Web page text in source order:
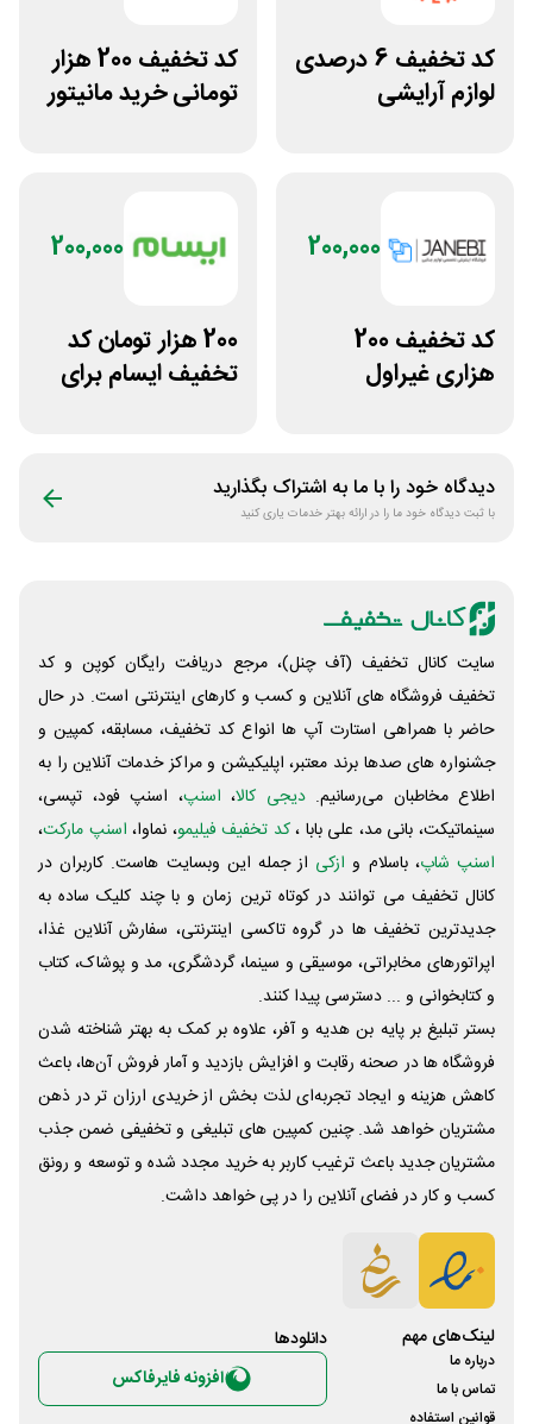
کد تخفیف 6 درصدی
لوازم آرایشی
کد تخفیف 200 هزار
تومانی خرید مانیتور
200,000
کد تخفیف 200
هزاری غیراول
200,000
200 هزار تومان کد
تخفیف ایسام برای
دیدگاه خود را با ما به اشتراک بگذارید
با ثبت دیدگاه خود ما را در ارائه بهتر خدمات یاری کنید
سایت کانال تخفیف (آف چنل)، مرجع دریافت رایگان کوپن و کد
تخفیف فروشگاه های آنلاین و کسب و‌ کارهای اینترنتی است. در حال
حاضر با همراهی استارت آپ ها انواع کد تخفیف، مسابقه، کمپین و
جشنواره های صدها برند معتبر، اپلیکیشن و مراکز خدمات آنلاین را به
اطلاع مخاطبان می‌رسانیم. دیجی کالا، اسنپ، اسنپ فود، تپسی،
سینماتیکت، بانی مد، علی‌ بابا ،کد تخفیف فیلیمو، نماوا، اسنپ مارکت،
اسنپ شاپ، باسلام و ازکی از جمله این وبسایت ‌هاست. کاربران در
کانال تخفیف می توانند در کوتاه ترین زمان و با چند کلیک ساده به
جدیدترین تخفیف ها در گروه تاکسی اینترنتی، سفارش آنلاین غذا،
اپراتورهای مخابراتی، موسیقی و سینما، گردشگری، مد و پوشاک، کتاب
و کتابخوانی و ... دسترسی پیدا کنند.
بستر تبلیغ بر پایه بن هدیه و آفر، علاوه بر کمک به بهتر شناخته شدن
فروشگاه ها در صحنه رقابت و افزایش بازدید و آمار فروش آن‌ها، باعث
کاهش هزینه و ایجاد تجربه‌ای لذت بخش از خریدی ارزان تر در ذهن
مشتریان خواهد شد. چنین کمپین های تبلیغی و تخفیفی ضمن جذب
مشتریان جدید باعث ترغیب کاربر به خرید مجدد شده و توسعه و رونق
کسب و کار در فضای آنلاین را در پی خواهد داشت.
لینک‌های مهم
درباره ما
تماس با ما
قوانین استفاده
دانلود‌ها
افزونه فایرفاکس